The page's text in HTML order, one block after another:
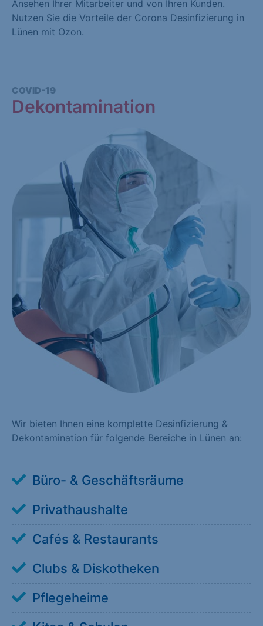
Ansehen Ihrer Mitarbeiter und von Ihren Kunden.
Nutzen Sie die Vorteile der Corona Desinfizierung in
Lünen mit Ozon.
COVID-19
Dekontamination
Wir bieten Ihnen eine komplette Desinfizierung &
Dekontamination für folgende Bereiche in Lünen an:
Büro- & Geschäftsräume
Privathaushalte
Cafés & Restaurants
Clubs & Diskotheken
Pflegeheime